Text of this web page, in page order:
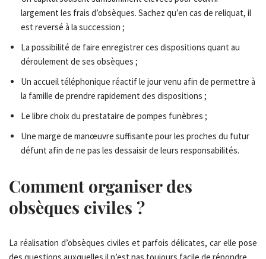
largement les frais d’obsèques. Sachez qu’en cas de reliquat, il
est reversé à la succession ;
La possibilité de faire enregistrer ces dispositions quant au
déroulement de ses obsèques ;
Un accueil téléphonique réactif le jour venu afin de permettre à
la famille de prendre rapidement des dispositions ;
Le libre choix du prestataire de pompes funèbres ;
Une marge de manœuvre suffisante pour les proches du futur
défunt afin de ne pas les dessaisir de leurs responsabilités.
Comment organiser des
obsèques civiles ?
La réalisation d’obsèques civiles et parfois délicates, car elle pose
des questions auxquelles il n’est pas toujours facile de répondre.